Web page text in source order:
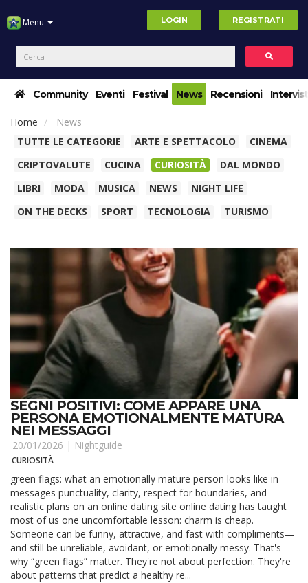
Menu LOGIN REGISTRATI
Community Eventi Festival News Recensioni
Home
News
TUTTE LE CATEGORIE
ARTE E SPETTACOLO
CINEMA
CRIPTOVALUTE
CUCINA CURIOSITÀ
DAL MONDO
LIBRI
MODA MUSICA NEWS
NIGHT LIFE
ON THE DECKS
SPORT TECNOLOGIA TURISMO
SEGNI POSITIVI: COME APPARE UNA
PERSONA EMOTIONALMENTE MATURA
NEI MESSAGGI
20/01/2026 | Nightguide
CURIOSITÀ
green flags: what an emotionally mature person looks like in
messages punctuality, clarity, respect for boundaries, and
realistic plans on an online dating site online dating has taught
most of us one uncomfortable lesson: charm is cheap.
Someone can be funny, attractive, and fast with compliments—
and still be unreliable, avoidant, or emotionally messy. That's
why “green flags” matter. They're not about perfection. They're
about patterns that predict a healthy re...